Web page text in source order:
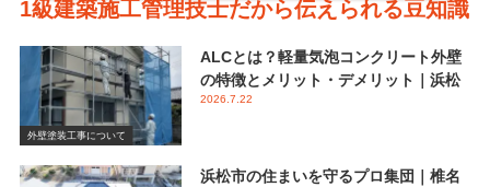
1級建築施工管理技士だから伝えられる豆知識
外壁塗装工事について
ALCとは？軽量気泡コンクリート外壁
の特徴とメリット・デメリット｜浜松
市 椎名塗装店
2026.7.22
浜松市の住まいを守るプロ集団｜椎名